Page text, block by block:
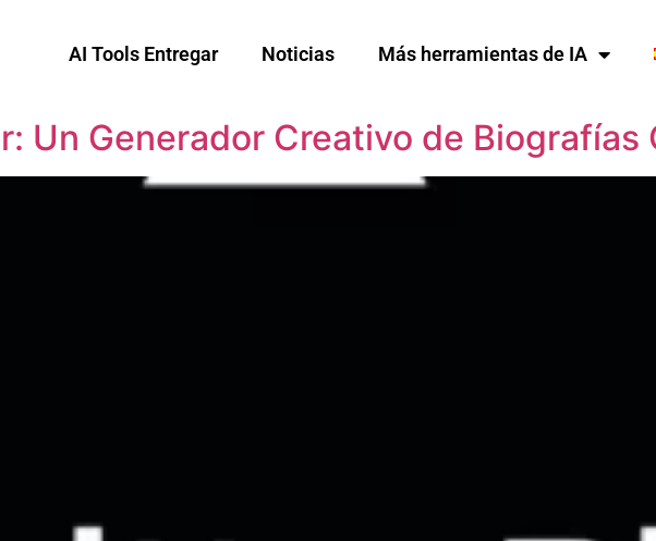
AI Tools Entregar Noticias Más herramientas de IA
Un Generador Creativo de Biografías